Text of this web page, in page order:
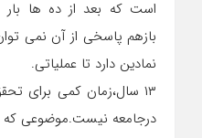
است که بعد از ده ها
بازهم پاسخی از آن نمی
نمادین دارد تا عملیاتی.
۱۳ سال،زمان کمی برای
درجامعه نیست.موضوعی که